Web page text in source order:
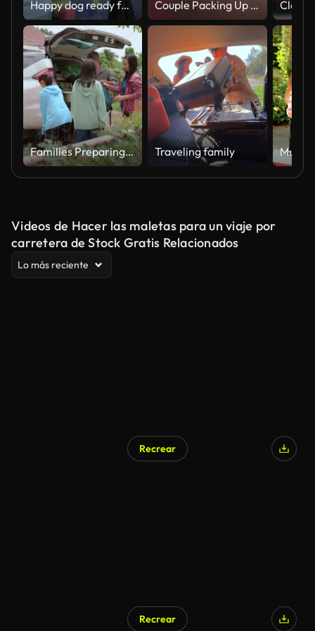
Happy dog ready for adventure. Couple Packing Up The Car
Families Preparing for a Road Trip - Parents and Children Packing the Car for a Vacation, Outdoor Travel Preparation Traveling family
Videos de Hacer las maletas para un viaje por
carretera de Stock Gratis Relacionados
Lo más reciente
Recrear
Recrear